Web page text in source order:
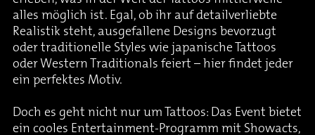
alles möglich ist. Egal, ob ihr auf detailverliebte
Realistik steht, ausgefallene Designs bevorzugt
oder traditionelle Styles wie japanische Tattoos
oder Western Traditionals feiert – hier findet jeder
ein perfektes Motiv.
Doch es geht nicht nur um Tattoos: Das Event bietet
ein cooles Entertainment-Programm mit Showacts,